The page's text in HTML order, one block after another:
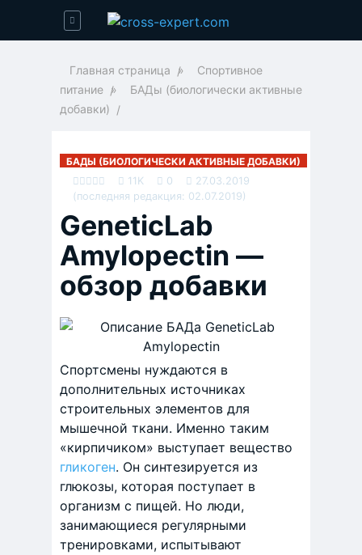
Главная страница »
Спортивное
питание »
БАДы (биологически активные
добавки)
БАДЫ (БИОЛОГИЧЕСКИ АКТИВНЫЕ ДОБАВКИ)
11K
0
27.03.2019
(последняя редакция: 02.07.2019)
GeneticLab
Amylopectin —
обзор добавки
Спортсмены нуждаются в
дополнительных источниках
строительных элементов для
мышечной ткани. Именно таким
«кирпичиком» выступает вещество
гликоген. Он синтезируется из
глюкозы, которая поступает в
организм с пищей. Но люди,
занимающиеся регулярными
тренировками, испытывают